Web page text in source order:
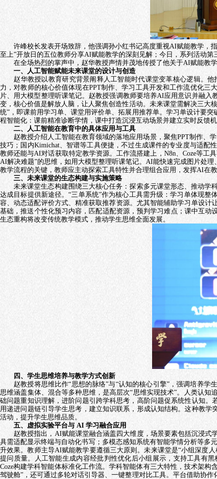
许峰校长发表开场致辞，他强调孙小红书记高度重视AI赋能教学，
至上”开放日的五位教师分享AI赋能教学的深刻见解；今日，系列活动
在全场热烈的掌声中，赵华教授声情并茂地传授了他关于AI赋能教
一、
人工智能赋能未来课堂的设计与创造
赵华教授以教育研究背景阐释人工智能时代课堂变革核心逻辑。他
力，对教师的核心价值体现在PPT制作、学习工具开发和工作流优化三
片、用大模型整理听课笔记。赵教授强调教师要培养AI应用意识并融入
变，核心价值是解放人脑，让人聚焦创造性活动。未来课堂需解决三大
统”，即课前用学习单、课堂用评价单、拓展用推荐单。学习单设计要
程智能化：课前精准诊断学情，课中打造沉浸互动场景并建立实时反馈
二、人工智能在教育中的具体应用与工具
赵教授介绍人工智能在教育领域的落地应用场景，聚焦PPT制作、
技巧；国内Kimichat、智谱等工具便捷，不过生成课件的专业度与适配
教师还能与AI对话获取特定教学资源。工作流搭建上， N8n、 Coze等工
AI解决难题”的思维，如用大模型整理听课笔记。 AI能快速完成图片处理
教学流程的关键，教师应主动探索工具特性并合理组合应用，发挥AI在
三、未来课堂的生态构建与实施策略
未来课堂生态构建围绕三大核心任务：探索多元课堂形态、推动学
达成目标提供新途径。“三单系统”作为核心工具需升级：学习单体现
容、动态适配评价方式、精准获取推荐资源。尤其智能辅助学习单设计
基础，推送个性化预习内容，匹配适配资源，预判学习难点；课中互
生态重构将改变传统教学模式，推动学生思维全面发展。
四、学生思维培养与教学方式创新
赵教授将思维比作“思想的脉络”与“认知的核心引擎”，强调培养
思维涵盖集体、混合等多种思维，是高层次“思维实现技术”。人类认
础问题重知识理解，进阶问题引跨学科思考，高阶问题促系统性认知
用递进问题链引导学生思考，建立知识联系，形成认知结构。这种教
活动，提升学生思维品质。
五、虚拟实验平台与 AI 学习融合应用
赵教授指出， AI赋能课堂融合涵盖四大维度，场景要素包括沉浸式
具需适配显示终端与自动化书写；多模态感知系统有智能学情分析等多
升效果。教师主导AI赋能教学要遵循三大原则。未来课堂是“小组深度
提问质量。人工智能生成内容经批判性优化后小组展示，支持工具有
Coze构建学科智能体标准化工作流。学科智能体有三大特性，技术架构
驾驶舱”，还可通过多轮对话引导器、一键整理对比工具。平台借助协